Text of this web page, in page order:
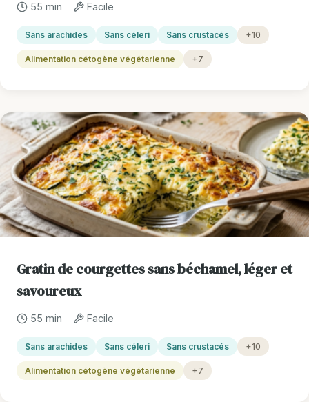
55 min Facile
Sans arachides Sans céleri Sans crustacés +10
Alimentation cétogène végétarienne +7
Gratin de courgettes sans béchamel, léger et
savoureux
55 min Facile
Sans arachides Sans céleri Sans crustacés +10
Alimentation cétogène végétarienne +7